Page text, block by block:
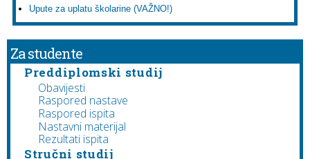
Upute za uplatu školarine (VAŽNO!)
Za studente
Preddiplomski studij
Obavijesti
Raspored nastave
Raspored ispita
Nastavni materijal
Rezultati ispita
Stručni studij